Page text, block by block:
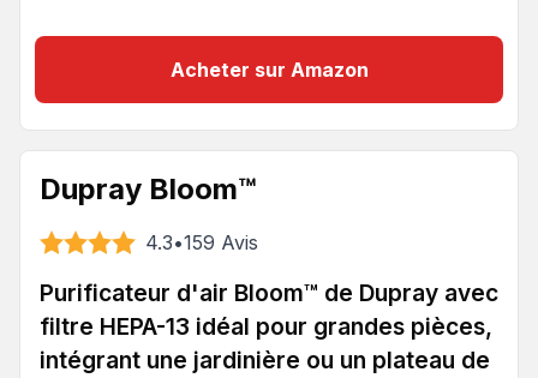
Acheter sur Amazon
Dupray Bloom™
4.3•159 Avis
Purificateur d'air Bloom™ de Dupray avec
filtre HEPA-13 idéal pour grandes pièces,
intégrant une jardinière ou un plateau de